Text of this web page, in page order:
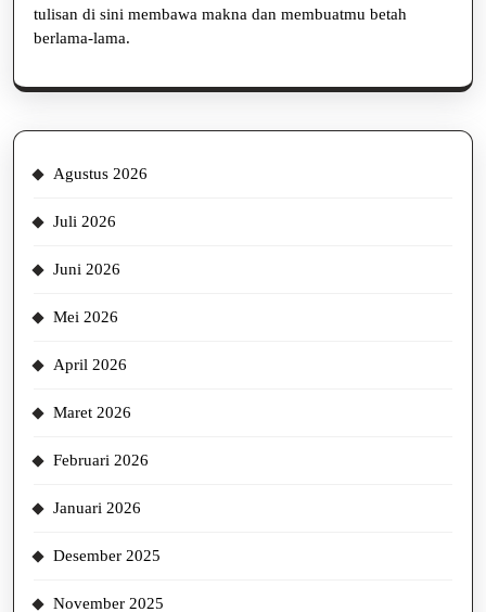
tulisan di sini membawa makna dan membuatmu betah
berlama-lama.
Agustus 2026
Juli 2026
Juni 2026
Mei 2026
April 2026
Maret 2026
Februari 2026
Januari 2026
Desember 2025
November 2025